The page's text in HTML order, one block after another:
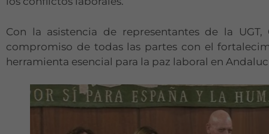
Con la asistencia de representantes de la UGT,
compromiso de todas las partes con el
herramienta esencial para la paz laboral en